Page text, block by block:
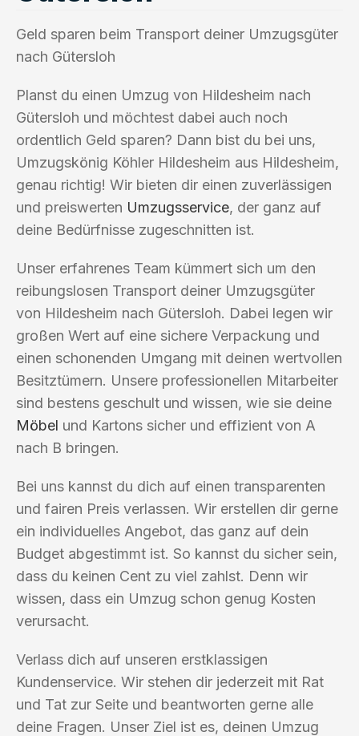
Geld sparen beim Transport deiner Umzugsgüter
nach Gütersloh
Planst du einen Umzug von Hildesheim nach
Gütersloh und möchtest dabei auch noch
ordentlich Geld sparen? Dann bist du bei uns,
Umzugskönig Köhler Hildesheim aus Hildesheim,
genau richtig! Wir bieten dir einen zuverlässigen
und preiswerten Umzugsservice, der ganz auf
deine Bedürfnisse zugeschnitten ist.
Unser erfahrenes Team kümmert sich um den
reibungslosen Transport deiner Umzugsgüter
von Hildesheim nach Gütersloh. Dabei legen wir
großen Wert auf eine sichere Verpackung und
einen schonenden Umgang mit deinen wertvollen
Besitztümern. Unsere professionellen Mitarbeiter
sind bestens geschult und wissen, wie sie deine
Möbel und Kartons sicher und effizient von A
nach B bringen.
Bei uns kannst du dich auf einen transparenten
und fairen Preis verlassen. Wir erstellen dir gerne
ein individuelles Angebot, das ganz auf dein
Budget abgestimmt ist. So kannst du sicher sein,
dass du keinen Cent zu viel zahlst. Denn wir
wissen, dass ein Umzug schon genug Kosten
verursacht.
Verlass dich auf unseren erstklassigen
Kundenservice. Wir stehen dir jederzeit mit Rat
und Tat zur Seite und beantworten gerne alle
deine Fragen. Unser Ziel ist es, deinen Umzug